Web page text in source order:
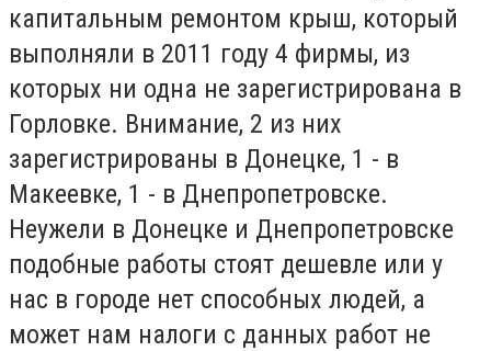
капитальным ремонтом крыш, который
выполняли в 2011 году 4 фирмы, из
которых ни одна не зарегистрирована в
Горловке. Внимание, 2 из них
зарегистрированы в Донецке, 1 - в
Макеевке, 1 - в Днепропетровске.
Неужели в Донецке и Днепропетровске
подобные работы стоят дешевле или у
нас в городе нет способных людей, а
может нам налоги с данных работ не